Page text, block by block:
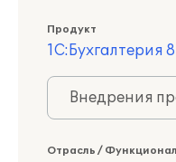
Продукт
1С:Бухгалтерия 8
Внедрения
Отрасль /